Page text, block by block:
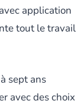
application
tout le travail
sept ans
avec des choix